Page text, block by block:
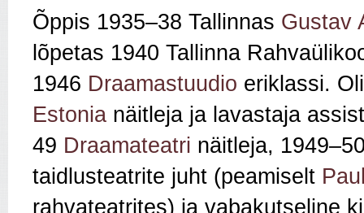
Õppis 1935–38 Tallinnas Gustav
lõpetas 1940 Tallinna
1946 Draamastuudio eriklassi.
Estonia näitleja ja lavastaja
49 Draamateatri näitleja,
taidlusteatrite juht (peamiselt
rahvateatrites) ja vabakutseline